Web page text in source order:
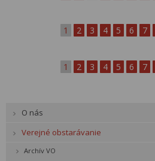
1 2 3 4 5 6 7
1 2 3 4 5 6 7
O nás
Verejné obstarávanie
Archív VO